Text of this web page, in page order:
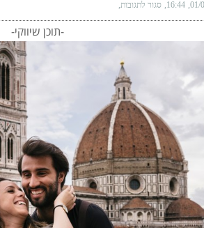
01/
16:44 סגור לתגובות
-תוכן שיווקי-